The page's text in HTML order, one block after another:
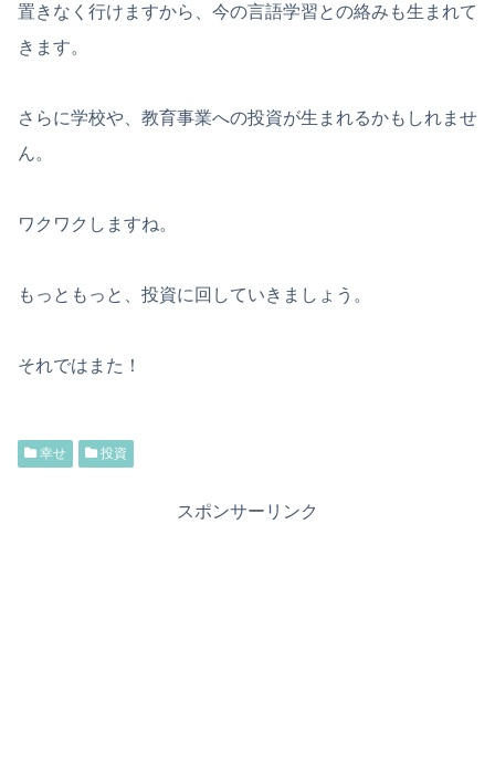
置きなく行けますから、今の言語学習との絡みも生まれて
きます。
さらに学校や、教育事業への投資が生まれるかもしれませ
ん。
ワクワクしますね。
もっともっと、投資に回していきましょう。
それではまた！
幸せ 投資
スポンサーリンク